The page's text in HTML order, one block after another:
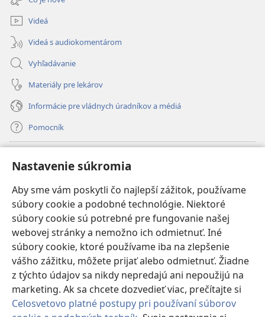
Nastavenie súkromia
Aby sme vám poskytli čo najlepší zážitok, používame
súbory cookie a podobné technológie. Niektoré
súbory cookie sú potrebné pre fungovanie našej
webovej stránky a nemožno ich odmietnuť. Iné
súbory cookie, ktoré používame iba na zlepšenie
vášho zážitku, môžete prijať alebo odmietnuť. Žiadne
z týchto údajov sa nikdy nepredajú ani nepoužijú na
marketing. Ak sa chcete dozvedieť viac, prečítajte si
Celosvetovo platné postupy pri používaní súborov
okno)
Videá
Videá s audiokomentárom
Vyhľadávanie
Materiály pre lekárov
Informácie pre vládnych úradníkov a médiá
Pomocník
(otvorí
nové
okno)
INTERNETOVÁ KNIŽNICA Strážnej veže
(otvorí
nové
okno)JW Hub ®
(otvorí
nové
okno)JW Library
Watchtower Library